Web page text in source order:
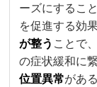
ーズにするこ
を促進する効
が整う ことで
の症状緩和に
位置異常があ